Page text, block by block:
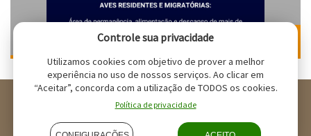
NEMA - Todos os direitos reservados
Controle sua privacidade
Utilizamos cookies com objetivo de prover a melhor
experiência no uso de nossos serviços. Ao clicar em
“Aceitar”, concorda com a utilização de TODOS os cookies.
Política de privacidade